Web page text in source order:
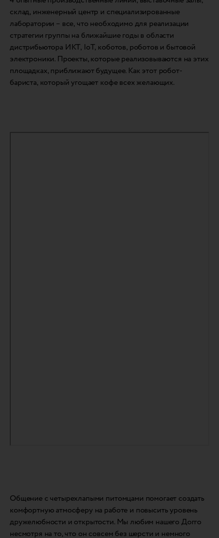
склад, инженерный центр и специализированные
лаборатории – все, что необходимо для реализации
стратегии группы на ближайшие годы в области
дистрибьютора ИКТ, IoT, коботов, роботов и бытовой
электроники. Проекты, которые реализовываются на этих
площадках, приближают будущее. Как этот робот-
бариста, который угощает кофе всех желающих.
Общение с четырехлапыми питомцами помогает создать
комфортную атмосферу на работе и повысить уровень
дружелюбности и открытости. Мы любим нашего Догго
несмотря на то, что он совсем без шерсти и немного